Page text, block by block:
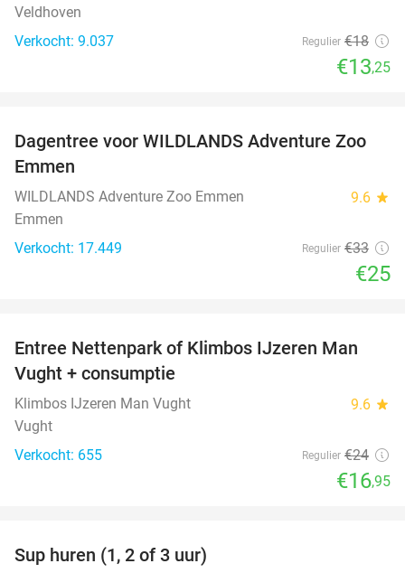
Veldhoven
Verkocht: 9.037
Regulier €18
€13,25
24%
Dagentree voor WILDLANDS Adventure Zoo
Emmen
WILDLANDS Adventure Zoo Emmen 9.6 star
Emmen
Verkocht: 17.449
Regulier €33
€25
29%
Entree Nettenpark of Klimbos IJzeren Man
Vught + consumptie
Klimbos IJzeren Man Vught 9.6 star
Vught
Verkocht: 655
Regulier €24
€16,95
Sup huren (1, 2 of 3 uur)